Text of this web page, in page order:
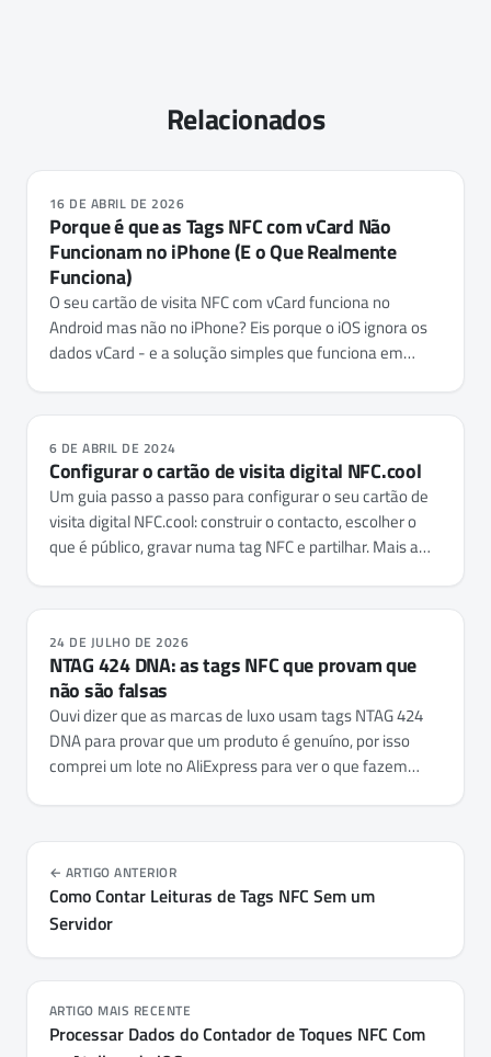
Relacionados
16 DE ABRIL DE 2026
Porque é que as Tags NFC com vCard Não
Funcionam no iPhone (E o Que Realmente
Funciona)
O seu cartão de visita NFC com vCard funciona no
Android mas não no iPhone? Eis porque o iOS ignora os
dados vCard - e a solução simples que funciona em
6 DE ABRIL DE 2024
Configurar o cartão de visita digital NFC.cool
Um guia passo a passo para configurar o seu cartão de
visita digital NFC.cool: construir o contacto, escolher o
que é público, gravar numa tag NFC e partilhar. Mais a
24 DE JULHO DE 2026
NTAG 424 DNA: as tags NFC que provam que
não são falsas
Ouvi dizer que as marcas de luxo usam tags NTAG 424
DNA para provar que um produto é genuíno, por isso
comprei um lote no AliExpress para ver o que fazem
Tools lê-as, verifica-as e configura-as por completo no
iPhone e no Android - cada chave, as permissões de
cada ficheiro e as próprias definições do chip.
ARTIGO ANTERIOR
Como Contar Leituras de Tags NFC Sem um
Servidor
ARTIGO MAIS RECENTE
Processar Dados do Contador de Toques NFC Com